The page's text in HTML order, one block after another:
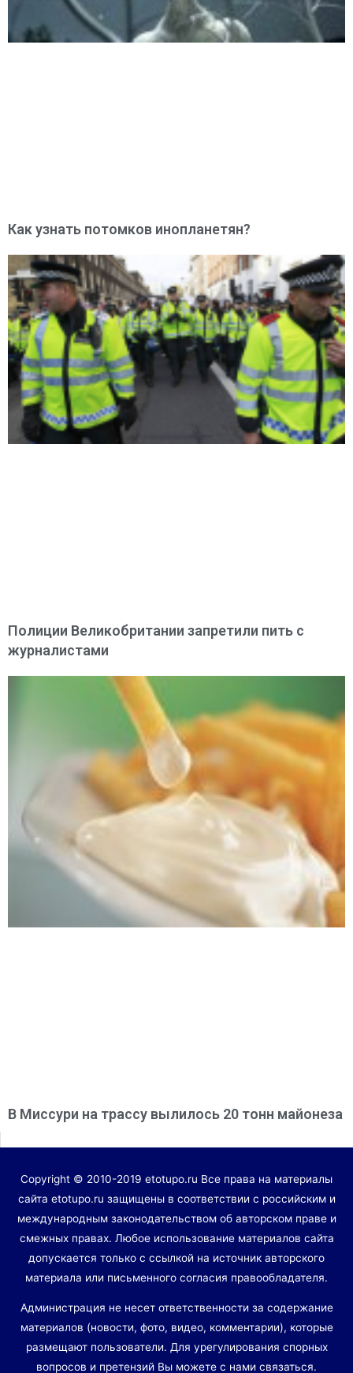
Как узнать потомков инопланетян?
Полиции Великобритании запретили пить с
журналистами
В Миссури на трассу вылилось 20 тонн майонеза
Copyright © 2010-2019 etotupo.ru Все права на материалы
сайта etotupo.ru защищены в соответствии с российским и
международным законодательством об авторском праве и
смежных правах. Любое использование материалов сайта
допускается только с ссылкой на источник авторского
материала или письменного согласия правообладателя.
Администрация не несет ответственности за содержание
материалов (новости, фото, видео, комментарии), которые
размещают пользователи. Для урегулирования спорных
вопросов и претензий Вы можете с нами связаться.